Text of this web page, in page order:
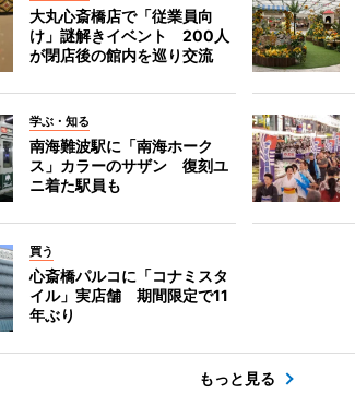
大丸心斎橋店で「従業員向
け」謎解きイベント 200人
が閉店後の館内を巡り交流
学ぶ・知る
南海難波駅に「南海ホーク
ス」カラーのサザン 復刻ユ
ニ着た駅員も
買う
心斎橋パルコに「コナミスタ
イル」実店舗 期間限定で11
年ぶり
もっと見る